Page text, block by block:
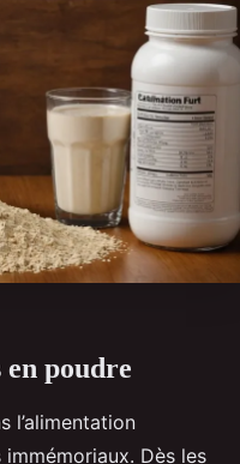
poudre
l’alimentation
Dès les